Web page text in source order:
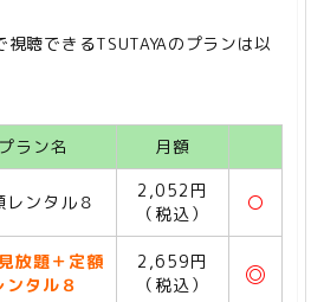
視聴できるTSUTAYAのプランは以
プラン名 月額
レンタル８
2,052円
（税込）
〇
放題＋定額
ンタル８
2,659円
（税込）
◎